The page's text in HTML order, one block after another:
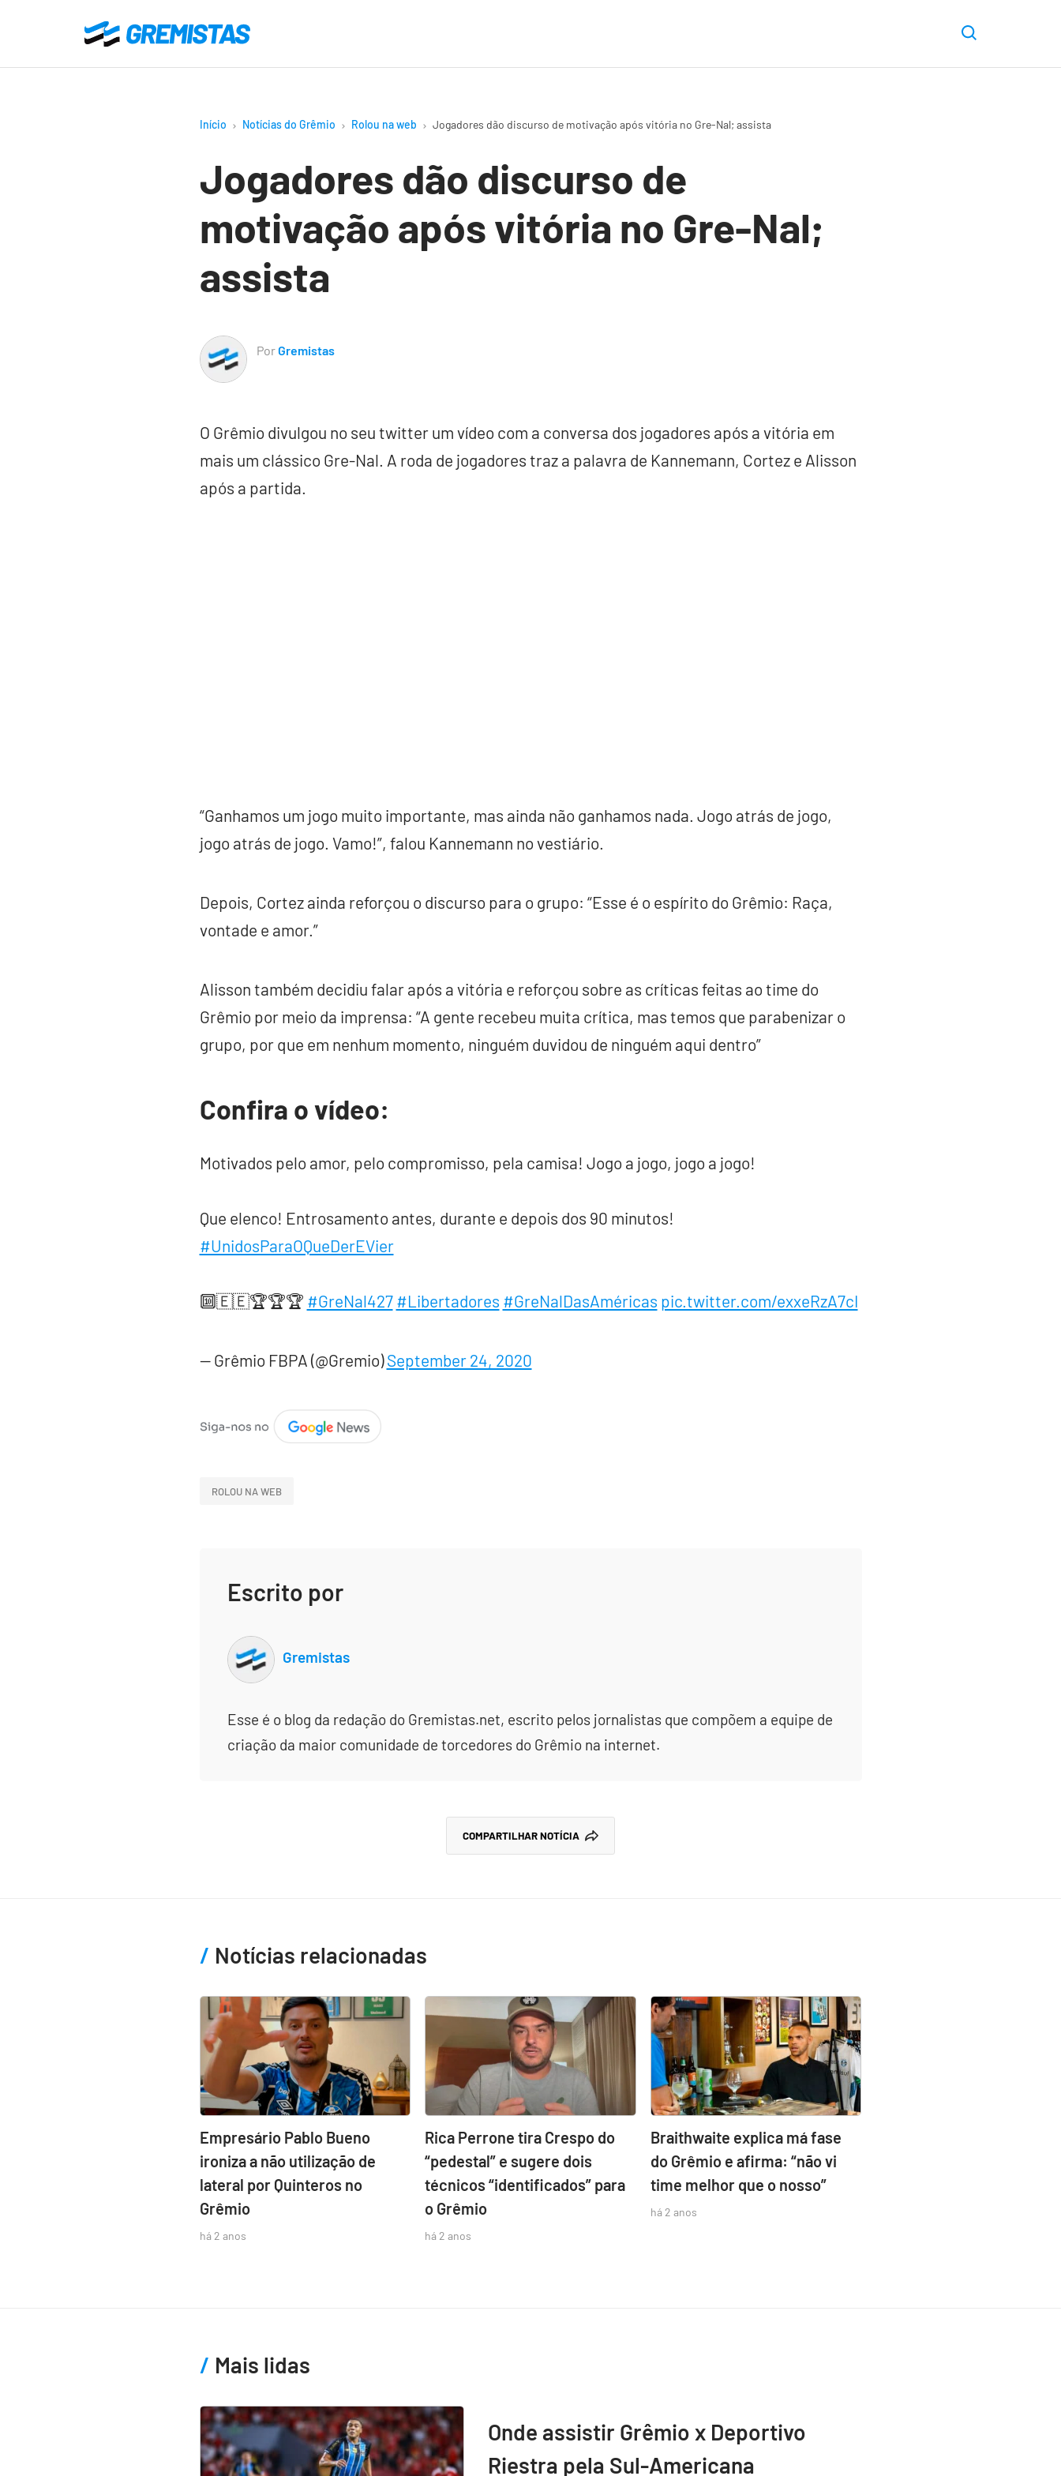
o
Gremistas
Início Notícias do Grêmio Rolou na web Jogadores dão discurso de motivação após vitória no Gre-Nal; assista
Jogadores dão discurso de
motivação após vitória no Gre-Nal;
assista
PorGremistas
O Grêmio divulgou no seu twitter um vídeo com a conversa dos jogadores após a vitória em
mais um clássico Gre-Nal. A roda de jogadores traz a palavra de Kannemann, Cortez e Alisson
após a partida.
“Ganhamos um jogo muito importante, mas ainda não ganhamos nada. Jogo atrás de jogo,
jogo atrás de jogo. Vamo!”, falou Kannemann no vestiário.
Depois, Cortez ainda reforçou o discurso para o grupo: “Esse é o espírito do Grêmio: Raça,
vontade e amor.”
Alisson também decidiu falar após a vitória e reforçou sobre as críticas feitas ao time do
Grêmio por meio da imprensa: “A gente recebeu muita crítica, mas temos que parabenizar o
grupo, por que em nenhum momento, ninguém duvidou de ninguém aqui dentro”
Confira o vídeo:
Motivados pelo amor, pelo compromisso, pela camisa! Jogo a jogo, jogo a jogo!
Que elenco! Entrosamento antes, durante e depois dos 90 minutos!
#UnidosParaOQueDerEVier
🔟🇪🇪🏆🏆🏆 #GreNal427 #Libertadores #GreNalDasAméricas pic.twitter.com/exxeRzA7cI
— Grêmio FBPA (@Gremio)September 24, 2020
ROLOU NA WEB
Escrito por
Gremistas
Esse é o blog da redação do Gremistas.net, escrito pelos jornalistas que compõem a equipe de
criação da maior comunidade de torcedores do Grêmio na internet.
COMPARTILHAR NOTÍCIA
Notícias relacionadas
Empresário Pablo Bueno
ironiza a não utilização de
lateral por Quinteros no
Grêmio
há 2 anos
Rica Perrone tira Crespo do
“pedestal” e sugere dois
técnicos “identificados” para
o Grêmio
há 2 anos
Braithwaite explica má fase
do Grêmio e afirma: “não vi
time melhor que o nosso”
há 2 anos
Mais lidas
Onde assistir Grêmio x Deportivo
Riestra pela Sul-Americana